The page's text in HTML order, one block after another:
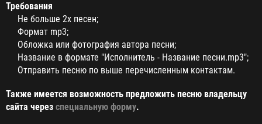
Требования
Не больше 2х песен;
Формат mp3;
Обложка или фотография автора песни;
Название в формате "Исполнитель - Название песни.mp3";
Отправить песню по выше перечисленным контактам.
Также имеется возможность предложить песню владельцу
сайта через специальную форму.